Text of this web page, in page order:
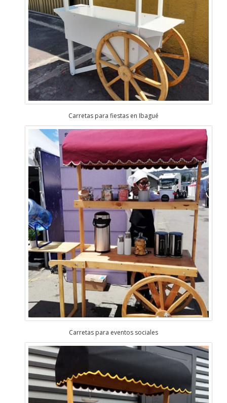
Carretas para fiestas en Ibagué
Carretas para eventos sociales